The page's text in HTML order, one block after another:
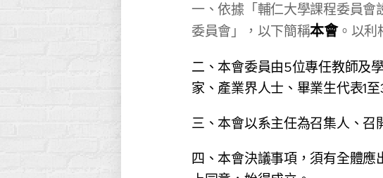
一、依據「輔仁大學課程委員會
委員會」，以下簡稱本會。以利
二、本會委員由5位專任教師及
家、產業界人士、畢業生代表1
三、本會以系主任為召集人、召
四、本會決議事項，須有全體